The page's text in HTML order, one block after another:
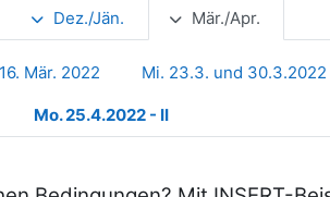
Dez./Jän. Mär./Apr.
Mär. 2022 Mi. 23.3. und 30.3.2022
Mo. 25.4.2022 - II